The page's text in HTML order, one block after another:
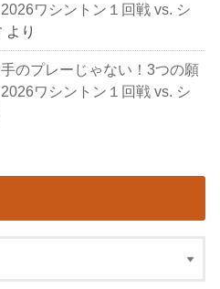
ワシントン１回戦 vs. シ
より
のプレーじゃない！3つの願
ワシントン１回戦 vs. シ